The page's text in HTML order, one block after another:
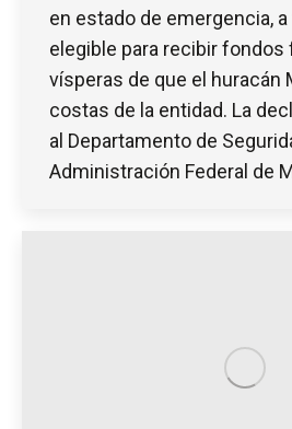
en estado de emergencia,
elegible para recibir fondos
vísperas de que el huracán
costas de la entidad. La
al Departamento de
Administración Federal de